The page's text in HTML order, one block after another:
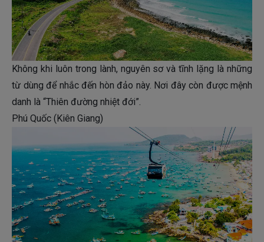
Không khi luôn trong lành, nguyên sơ và tĩnh lặng là những
từ dùng để nhắc đến hòn đảo này. Nơi đây còn được mệnh
danh là “Thiên đường nhiệt đới”.
Phú Quốc (Kiên Giang)